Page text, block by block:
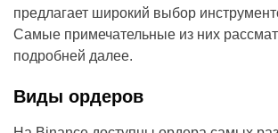
предлагает широкий выбор
Самые примечательные из них
подробней далее.
Виды ордеров